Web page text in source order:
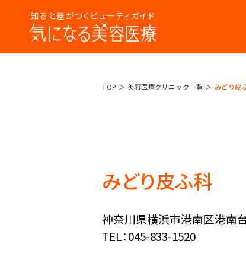
知ると差がつくビューティガイド
美容医療って
TOP 美容医療クリニック一覧 みどり皮
みどり皮ふ科
神奈川県横浜市港南区港南
TEL：045-833-1520